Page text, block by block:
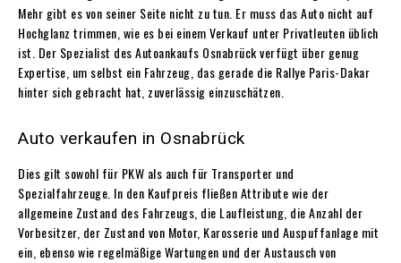
Mehr gibt es von seiner Seite nicht zu tun. Er muss das Auto nicht auf
Hochglanz trimmen, wie es bei einem Verkauf unter Privatleuten üblich
ist. Der Spezialist des Autoankaufs Osnabrück verfügt über genug
Expertise, um selbst ein Fahrzeug, das gerade die Rallye Paris-Dakar
hinter sich gebracht hat, zuverlässig einzuschätzen.
Auto verkaufen in Osnabrück
Dies gilt sowohl für PKW als auch für Transporter und
Spezialfahrzeuge. In den Kaufpreis fließen Attribute wie der
allgemeine Zustand des Fahrzeugs, die Laufleistung, die Anzahl der
Vorbesitzer, der Zustand von Motor, Karosserie und Auspuffanlage mit
ein, ebenso wie regelmäßige Wartungen und der Austausch von